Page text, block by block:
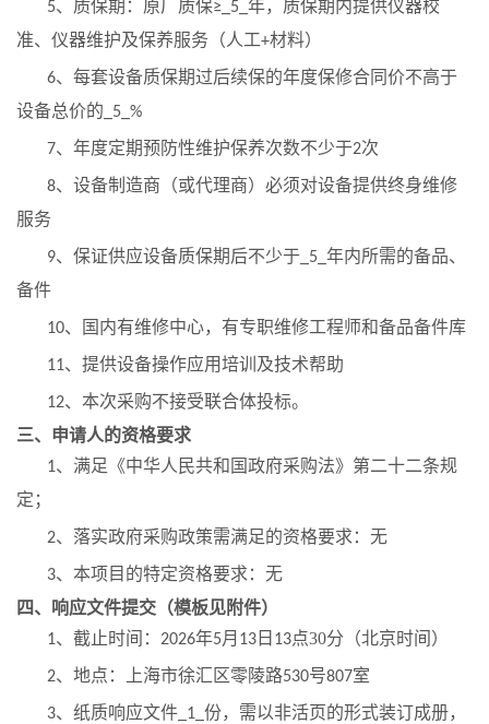
5、质保期：原厂质保≥_ 5 年， 质保期内提供仪器校
准、 仪器维护及保养服务 （人工+材料）
6、每套设备质保期过后续保的年度保修合同价不高于
设备总价的 _5_%
7、年度定期预防性维护保养次数不少于2次
8、设备制造商（或代理商）必须对设备提供终身维修
服务
9、保证供应设备质保期后不少于 _5_ 年内所需的备品、
备件
10、国内有维修中心，有专职维修工程师和备品备件库
11、提供设备操作应用培训及技术帮助
12、本次采购不接受联合体投标。
三、申请人的资格要求
1、满足《中华人民共和国政府采购法》第二十二条规
定；
2、落实政府采购政策需满足的资格要求：无
3、本项目的特定资格要求：无
四、响应文件提交（模板见附件）
1、截止时间： 2026年5月 13 日 13点30分（北京时间）
2、地点：上海市徐汇区零陵路530号807室
3、纸质响应文件 _1_ 份，需以非活页的形式装订成册，